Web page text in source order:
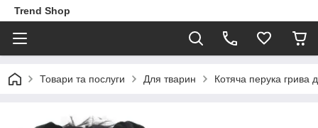
Trend Shop
Товари та послуги Для тварин Котяча перука грива